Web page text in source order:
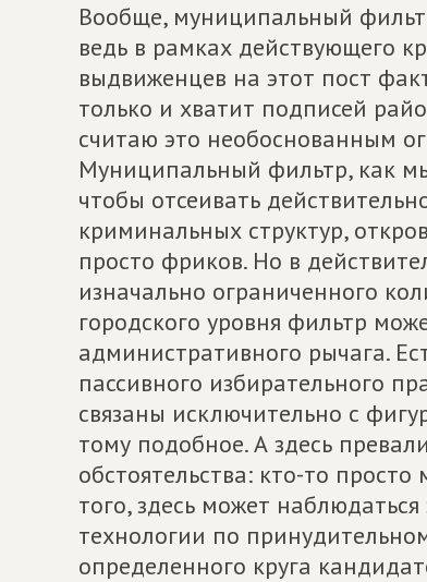
Вообще, муниципальный
ведь в рамках действующего
выдвиженцев на этот пост
только и хватит подписей
считаю это необоснованным
Муниципальный фильтр, как
чтобы отсеивать
криминальных структур,
просто фриков. Но в
изначально ограниченного
городского уровня фильтр
административного рычага.
пассивного избирательного
связаны исключительно с
тому подобное. А здесь
обстоятельства: кто-то
того, здесь может
технологии по
определенного круга